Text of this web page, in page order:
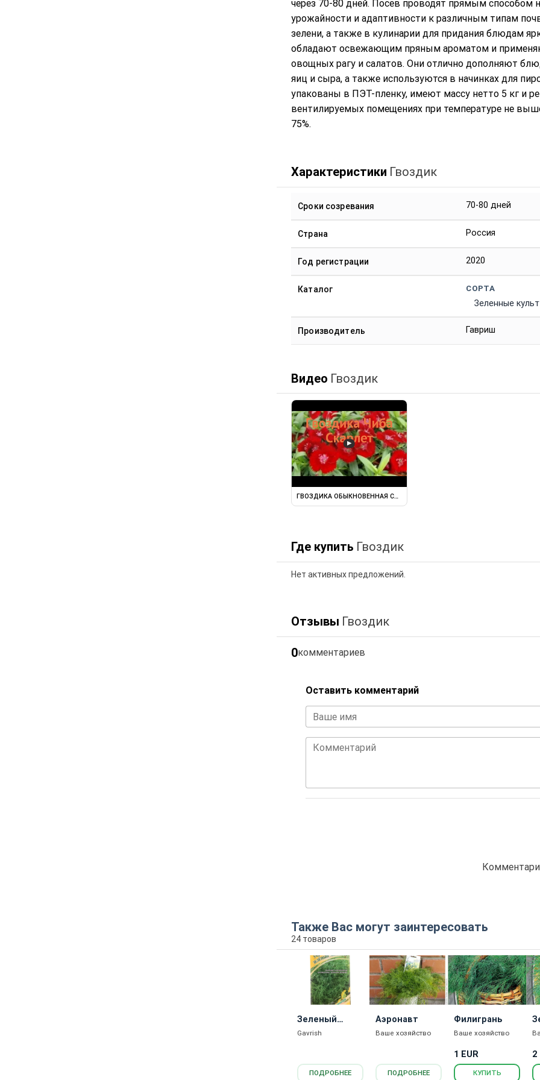
через 70-80 дней. Посев проводят прямым способом
урожайности и адаптивности к различным типам
зелени, а также в кулинарии для придания блюдам
обладают освежающим пряным ароматом и
овощных рагу и салатов. Они отлично дополняют
яиц и сыра, а также используются в начинках для
упакованы в ПЭТ-пленку, имеют массу нетто 5 кг и
вентилируемых помещениях при температуре не
75%.
Характеристики Гвоздик
Сроки созревания 70-80 дней
Страна Россия
Год регистрации 2020
Каталог СОРТА
Зеленные
Производитель Гавриш
Видео Гвоздик
▶
ГВОЗДИКА ОБЫКНОВЕННАЯ СКАРЛЕТ ГВОЗДИКА СКАРЛЕТ ОБЗОР ...
Где купить Гвоздик
Нет активных предложений.
Отзывы Гвоздик
0комментариев
Оставить комментарий
Ваше имя
Комментарий
Также Вас могут заинтересовать
24 товаров
Зеленый
Экспресс
Gavrish
ПОДРОБНЕЕ
Аэронавт
Ваше хозяйство
ПОДРОБНЕЕ
Филигрань
Ваше хозяйство
1 EUR
КУПИТЬ
2